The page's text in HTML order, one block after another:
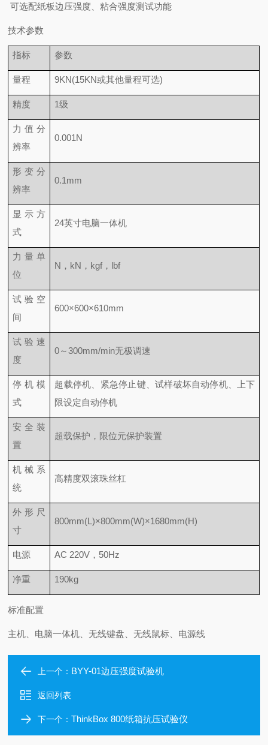
可选配纸板边压强度、粘合强度测试功能
技术参数
指标 参数
量程 9KN(15KN或其他量程可选)
精度 1级
力值分
辨率
0.001N
形变分
辨率
0.1mm
显示方
式
24英寸电脑一体机
力量单
位
N，kN，kgf，lbf
试验空
间
600×600×610mm
试验速
度
0～300mm/min无极调速
停机模
式
超载停机、紧急停止键、试样破坏自动停机、上下
限设定自动停机
安全装
置
超载保护，限位元保护装置
机械系
统
高精度双滚珠丝杠
外形尺
寸
800mm(L)×800mm(W)×1680mm(H)
电源 AC 220V，50Hz
净重 190kg
标准配置
主机、电脑一体机、无线键盘、无线鼠标、电源线
上一个： BYY-01边压强度试验机
返回列表
下一个：ThinkBox 800纸箱抗压试验仪